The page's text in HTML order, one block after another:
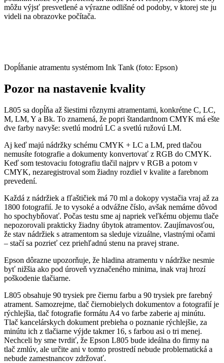
môžu výjsť presvetlené a výrazne odlišné od podoby, v ktorej ste ju
videli na obrazovke počítača.
Dopĺňanie atramentu systémom Ink Tank (foto: Epson)
Pozor na nastavenie kvality
L805 sa dopĺňa až šiestimi rôznymi atramentami, konkrétne C, LC,
M, LM, Y a Bk. To znamená, že popri štandardnom CMYK má ešte
dve farby navyše: svetlú modrú LC a svetlú ružovú LM.
Aj keď majú nádržky schému CMYK + LC a LM, pred tlačou
nemusíte fotografie a dokumenty konvertovať z RGB do CMYK.
Keď som testovaciu fotografiu tlačil najprv v RGB a potom v
CMYK, nezaregistroval som žiadny rozdiel v kvalite a farebnom
prevedení.
Každá z nádržiek a fľaštičiek má 70 ml a dokopy vystačia vraj až za
1800 fotografií. Je to vysoké a odvážne číslo, avšak nemáme dôvod
ho spochybňovať. Počas testu sme aj napriek veľkému objemu tlače
nepozorovali prakticky žiadny úbytok atramentov. Zaujímavosťou,
že stav nádržiek s atramentom sa sleduje vizuálne, vlastnými očami
– stačí sa pozrieť cez priehľadnú stenu na pravej strane.
Epson dôrazne upozorňuje, že hladina atramentu v nádržke nesmie
byť nižšia ako pod úroveň vyznačeného minima, inak vraj hrozí
poškodenie tlačiarne.
L805 obsahuje 90 trysiek pre čiernu farbu a 90 trysiek pre farebný
atrament. Samozrejme, tlač čiernobielych dokumentov a fotografií je
rýchlejšia, tlač fotografie formátu A4 vo farbe zaberie aj minútu.
Tlač kancelárskych dokument prebieha o poznanie rýchlejšie, za
minútu ich z tlačiarne výjde takmer 16, s farbou asi o tri menej.
Nechceli by sme tvrdiť, že Epson L805 bude ideálna do firmy na
tlač zmlúv, ale určite ani v tomto prostredí nebude problematická a
nebude zamestnancov zdržovať.